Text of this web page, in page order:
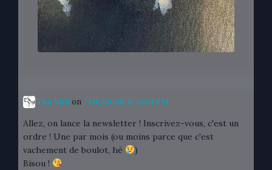
Tha Yird on 7/16/2026, 6:32:01 PM
Allez, on lance la newsletter ! Inscrivez-vous, c'est un
ordre ! Une par mois (ou moins parce que c'est
vachement de boulot, hé
)
Bisou !